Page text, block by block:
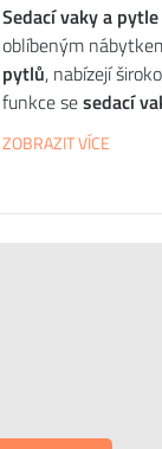
Sedací vakya pytle
oblíbeným
pytlů, nabízejí
funkce sesedací
ZOBRAZIT VÍCE